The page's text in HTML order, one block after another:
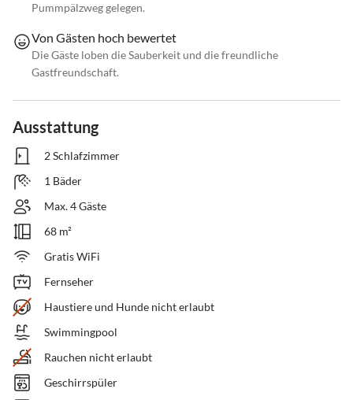
Pummpälzweg gelegen.
Von Gästen hoch bewertet
Die Gäste loben die Sauberkeit und die freundliche
Gastfreundschaft.
Ausstattung
2 Schlafzimmer
1 Bäder
Max. 4 Gäste
68 m²
Gratis WiFi
Fernseher
Haustiere und Hunde nicht erlaubt
Swimmingpool
Rauchen nicht erlaubt
Geschirrspüler